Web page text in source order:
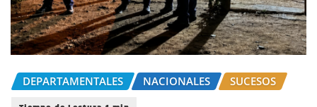
DEPARTAMENTALES NACIONALES SUCESOS